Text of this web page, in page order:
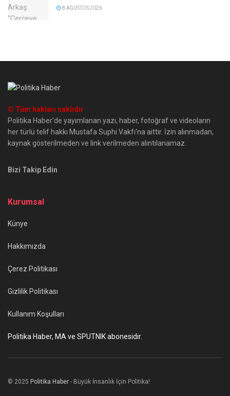
8 AĞUSTOS 2026
© Tüm hakları saklıdır
Politika Haber'de yayımlanan yazı, haber, fotoğraf ve videoların
her türlü telif hakkı Mustafa Suphi Vakfı'na aittir. İzin alınmadan,
kaynak gösterilmeden ve link verilmeden alıntılanamaz.
Bizi Takip Edin
Kurumsal
Künye
Hakkımızda
Çerez Politikası
Gizlilik Politikası
Kullanım Koşulları
Politika Haber, MA ve SPUTNIK abonesidir.
© 2025 Politika Haber - Büyük İnsanlık İçin Politika!